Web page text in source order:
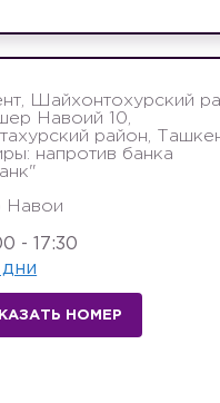
Шайхонтохурский
Навоий 10,
район,
напротив банка
Навои
- 17:30
НОМЕР